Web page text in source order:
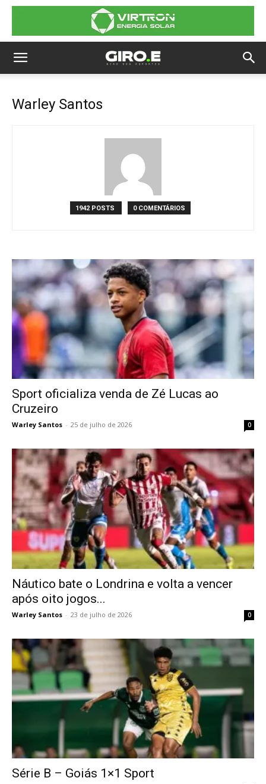
Warley Santos
1942 POSTS 0 COMENTÁRIOS
Sport oficializa venda de Zé Lucas ao
Cruzeiro
Warley Santos - 25 de julho de 2026 0
Náutico bate o Londrina e volta a vencer
após oito jogos...
Warley Santos - 23 de julho de 2026 0
Série B – Goiás 1×1 Sport